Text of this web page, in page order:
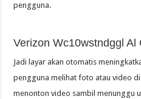
pengguna.
Verizon Wc10wstndggl Al
Jadi layar akan otomatis
pengguna melihat foto atau video
menonton video sambil menunggu